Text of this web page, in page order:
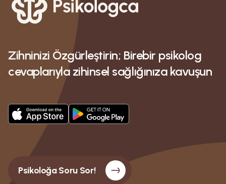
Zihninizi Özgürleştirin; Birebir psikolog
cevaplarıyla zihinsel sağlığınıza kavuşun
Psikoloğa Soru Sor!